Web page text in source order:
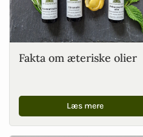
Fakta om æteriske olier
Læs mere